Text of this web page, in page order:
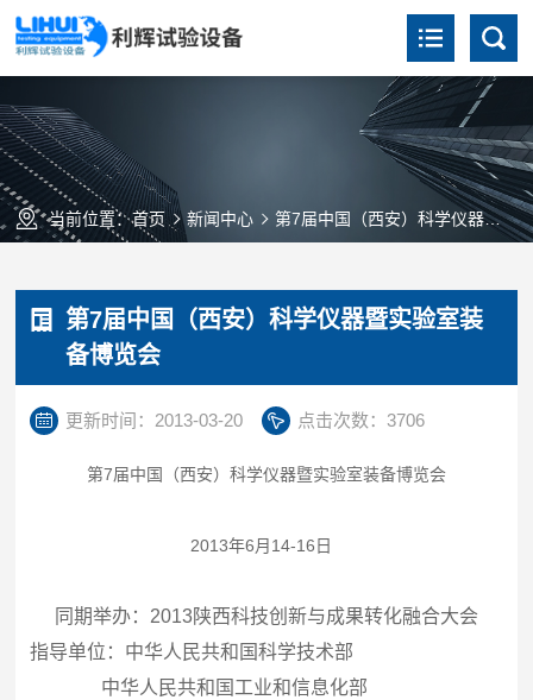
当前位置：首页 新闻中心 第7届中国（西安）科学仪器暨实验室装备博览会
第7届中国（西安）科学仪器暨实验室装
备博览会
更新时间：2013-03-20 点击次数：3706
第7届中国（西安）科学仪器暨实验室装备博览会
2013年6月14-16日
同期举办：2013陕西科技创新与成果转化融合大会
指导单位：中华人民共和国科学技术部
中华人民共和国工业和信息化部